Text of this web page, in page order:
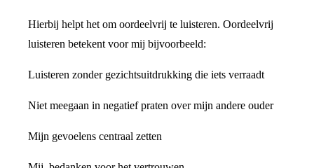
Hierbij helpt het om oordeelvrij te luisteren. Oordeelvrij
luisteren betekent voor mij bijvoorbeeld:
Luisteren zonder gezichtsuitdrukking die iets verraadt
Niet meegaan in negatief praten over mijn andere ouder
Mijn gevoelens centraal zetten